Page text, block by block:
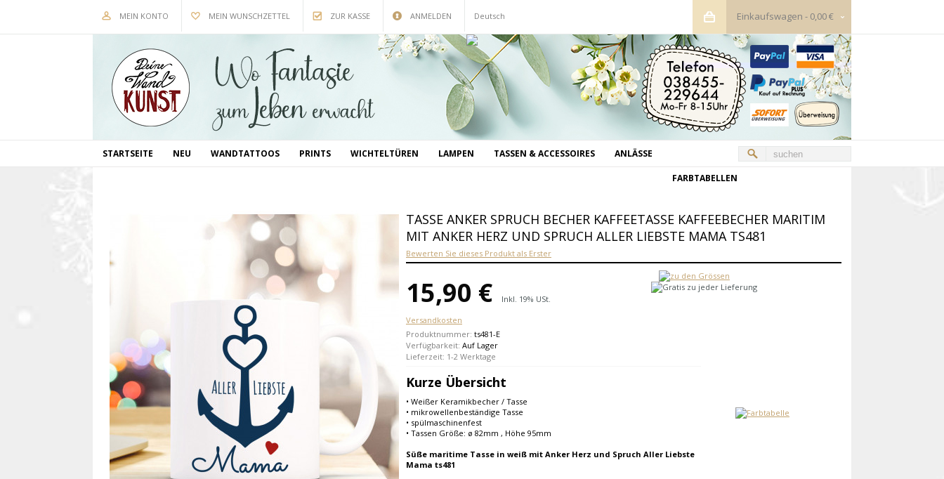
MEIN KONTO MEIN WUNSCHZETTEL ZUR KASSE ANMELDEN Deutsch Einkaufswagen - 0,00 €
STARTSEITE NEU WANDTATTOOS PRINTS WICHTELTÜREN LAMPEN TASSEN & ACCESSOIRES ANLÄSSE
FARBTABELLEN
TASSE ANKER SPRUCH BECHER KAFFEETASSE KAFFEEBECHER MARITIM
MIT ANKER HERZ UND SPRUCH ALLER LIEBSTE MAMA TS481
Bewerten Sie dieses Produkt als Erster
15,90 €
Inkl. 19% USt.
Versandkosten
Produktnummer: ts481-E
Verfügbarkeit: Auf Lager
Lieferzeit: 1-2 Werktage
Kurze Übersicht
• Weißer Keramikbecher / Tasse
• mikrowellenbeständige Tasse
• spülmaschinenfest
• Tassen Größe: ø 82mm , Höhe 95mm
Süße maritime Tasse in weiß mit Anker Herz und Spruch Aller Liebste
Mama ts481